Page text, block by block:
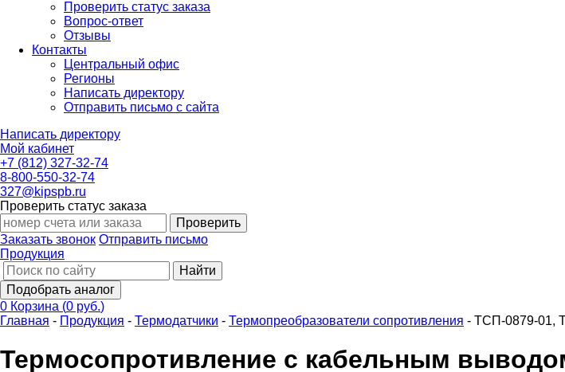
Проверить статус заказа
Вопрос-ответ
Отзывы
Контакты
Центральный офис
Регионы
Написать директору
Отправить письмо с сайта
Написать директору
Мой кабинет
+7 (812) 327-32-74
8-800-550-32-74
327@kipspb.ru
Проверить статус заказа
Проверить
Заказать звонок Отправить письмо
Продукция
Найти
Подобрать аналог
0 Корзина (0 руб.)
Главная - Продукция - Термодатчики - Термопреобразователи сопротивления - ТСП-0879-01,
Термосопротивление с кабельным